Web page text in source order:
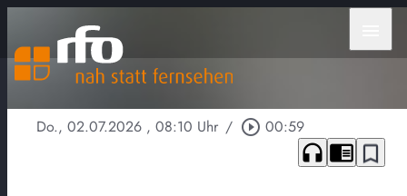
Do., 02.07.2026 , 08:10 Uhr / play_circle_outline 00:59
headphones chrome_reader_mode bookmark_border